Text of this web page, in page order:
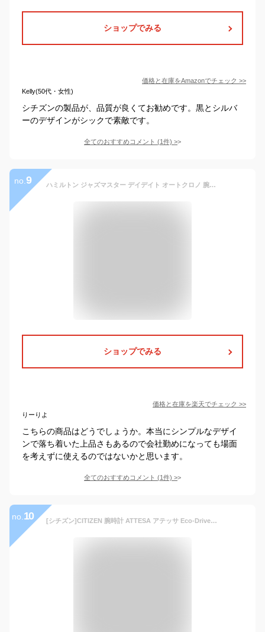
ショップでみる
価格と在庫をAmazonでチェック >>
Kelly(50代・女性)
シチズンの製品が、品質が良くてお勧めです。黒とシルバ
ーのデザインがシックで素敵です。
全てのおすすめコメント (1件) >
no. 9 ハミルトン ジャズマスター デイデイト オートクロノ 腕時計 メンズ HAMILTON時計 HAMILTON シービュー JAZZMASTER SEAVIEW DAYDATE H37551141 [ おすすめ ブランド 防水 高級 カレンダー 男性 おしゃれ ] 新生活 プレゼント ギフト クリスマス 2022
ショップでみる
価格と在庫を楽天でチェック >>
りーりよ
こちらの商品はどうでしょうか。本当にシンプルなデザイ
ンで落ち着いた上品さもあるので会社勤めになっても場面
を考えずに使えるのではないかと思います。
全てのおすすめコメント (1件) >
no. 10 [シチズン]CITIZEN 腕時計 ATTESA アテッサ Eco-Drive エコ・ドライブ 電波時計 ダイレクトフライト 針表示式 薄型 AT8040-57A メンズ